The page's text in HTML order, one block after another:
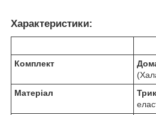
Характеристики:
Комплект
Матеріал